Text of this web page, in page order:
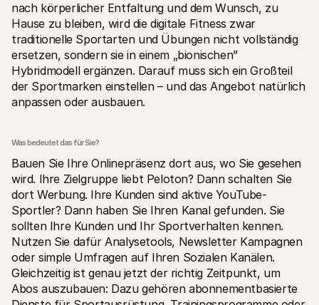
nach körperlicher Entfaltung und dem Wunsch, zu
Hause zu bleiben, wird die digitale Fitness zwar
traditionelle Sportarten und Übungen nicht vollständig
ersetzen, sondern sie in einem „bionischen”
Hybridmodell ergänzen. Darauf muss sich ein Großteil
der Sportmarken einstellen – und das Angebot natürlich
anpassen oder ausbauen.
Was bedeutet das für Sie?
Bauen Sie Ihre Onlinepräsenz dort aus, wo Sie gesehen
wird. Ihre Zielgruppe liebt Peloton? Dann schalten Sie
dort Werbung. Ihre Kunden sind aktive YouTube-
Sportler? Dann haben Sie Ihren Kanal gefunden. Sie
sollten Ihre Kunden und Ihr Sportverhalten kennen.
Nutzen Sie dafür Analysetools, Newsletter Kampagnen
oder simple Umfragen auf Ihren Sozialen Kanälen.
Gleichzeitig ist genau jetzt der richtig Zeitpunkt, um
Abos auszubauen: Dazu gehören abonnementbasierte